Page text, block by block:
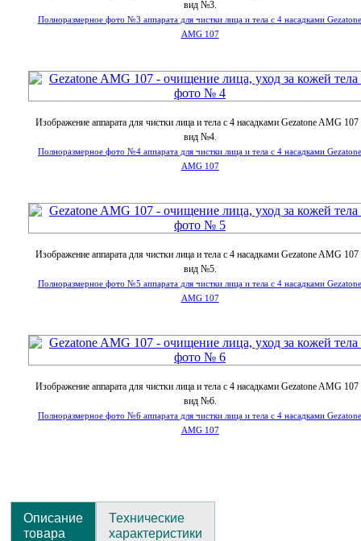
вид №3.
Полноразмерное фото №3 аппарата для чистки лица и тела с 4 насадками Gezatone
AMG 107
Изображение аппарата для чистки лица и тела с 4 насадками Gezatone AMG 107
вид №4.
Полноразмерное фото №4 аппарата для чистки лица и тела с 4 насадками Gezatone
AMG 107
Изображение аппарата для чистки лица и тела с 4 насадками Gezatone AMG 107
вид №5.
Полноразмерное фото №5 аппарата для чистки лица и тела с 4 насадками Gezatone
AMG 107
Изображение аппарата для чистки лица и тела с 4 насадками Gezatone AMG 107
вид №6.
Полноразмерное фото №6 аппарата для чистки лица и тела с 4 насадками Gezatone
AMG 107
Описание
товара
Технические
характеристики